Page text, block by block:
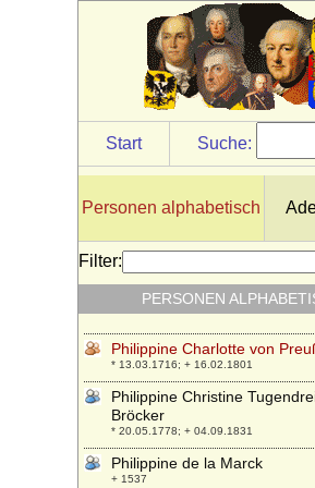
Start Suche:
Personen alphabetisch
Filter:
PERSONEN
Philippe Poniatowski
* 22.05.1923;
Philippe VI. von Frankreich
* 1293; + 22.08.1350
Philippina Sabina zu
Waldenburg-Schillingsfürst
* 06.02.1620; + 24.11.1681
Philippina von Savoyen
Philippine Auguste von
* 10.10.1745; + 01.05.1800
Philippine Caroline von
Katzenstein
* 18.05.1776; + 18.03.1842
Philippine Charlotte von
* 13.03.1716; + 16.02.1801
Philippine Christine
Bröcker
* 20.05.1778; + 04.09.1831
Philippine de la Marck
+ 1537